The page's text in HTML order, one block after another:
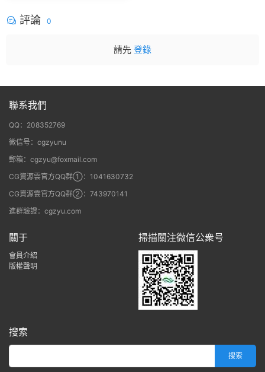
評論 0
請先 登錄
聯系我們
QQ：208352769
微信号：cgzyunu
郵箱：cgzyu@foxmail.com
CG資源雲官方QQ群①：1041630732
CG資源雲官方QQ群②：743970141
進群驗證：cgzyu.com
關于
會員介紹
版權聲明
掃描關注微信公衆号
搜索